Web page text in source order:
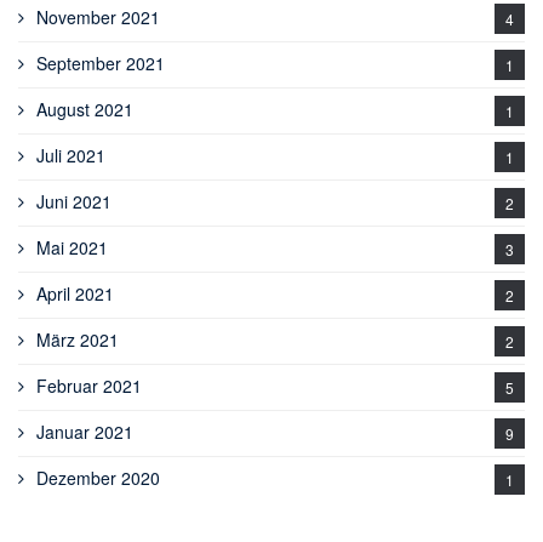
November 2021 4
September 2021 1
August 2021 1
Juli 2021 1
Juni 2021 2
Mai 2021 3
April 2021 2
März 2021 2
Februar 2021 5
Januar 2021 9
Dezember 2020 1